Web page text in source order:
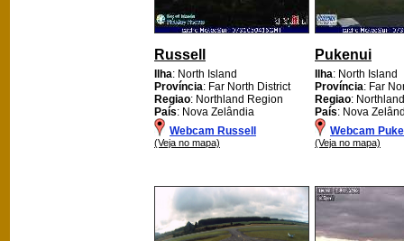
Russell
Ilha: North Island
Província: Far North District
Regiao: Northland Region
País: Nova Zelândia
Webcam Russell
(Veja no mapa)
Pukenui
Ilha: North Island
Província: Far
Regiao:
País: Nova
Webcam
(Veja no mapa)